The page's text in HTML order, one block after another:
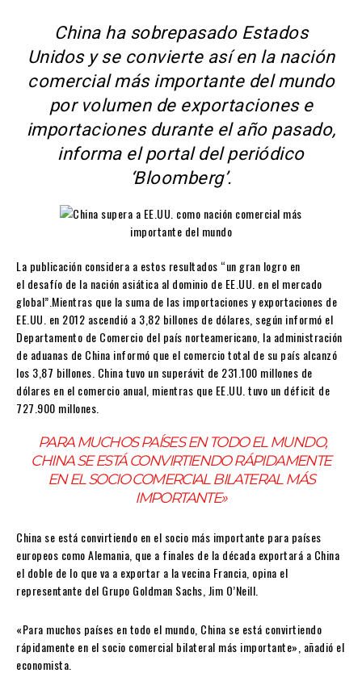
China ha sobrepasado Estados
Unidos y se convierte así en la nación
comercial más importante del mundo
por volumen de exportaciones e
importaciones durante el año pasado,
informa el portal del periódico
‘Bloomberg’.
La publicación considera a estos resultados “un gran logro en
el desafío de la nación asiática al dominio de EE.UU. en el mercado
global”.Mientras que la suma de las importaciones y exportaciones de
EE.UU. en 2012 ascendió a 3,82 billones de dólares, según informó el
Departamento de Comercio del país norteamericano, la administración
de aduanas de China informó que el comercio total de su país alcanzó
los 3,87 billones. China tuvo un superávit de 231.100 millones de
dólares en el comercio anual, mientras que EE.UU. tuvo un déficit de
727.900 millones.
PARA MUCHOS PAÍSES EN TODO EL MUNDO,
CHINA SE ESTÁ CONVIRTIENDO RÁPIDAMENTE
EN EL SOCIO COMERCIAL BILATERAL MÁS
IMPORTANTE»
China se está convirtiendo en el socio más importante para países
europeos como Alemania, que a finales de la década exportará a China
el doble de lo que va a exportar a la vecina Francia, opina el
representante del Grupo Goldman Sachs, Jim O’Neill.
«Para muchos países en todo el mundo, China se está convirtiendo
rápidamente en el socio comercial bilateral más importante», añadió el
economista.